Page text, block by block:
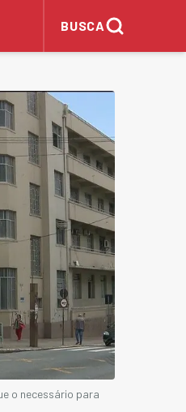
BUSCA
o necessário para